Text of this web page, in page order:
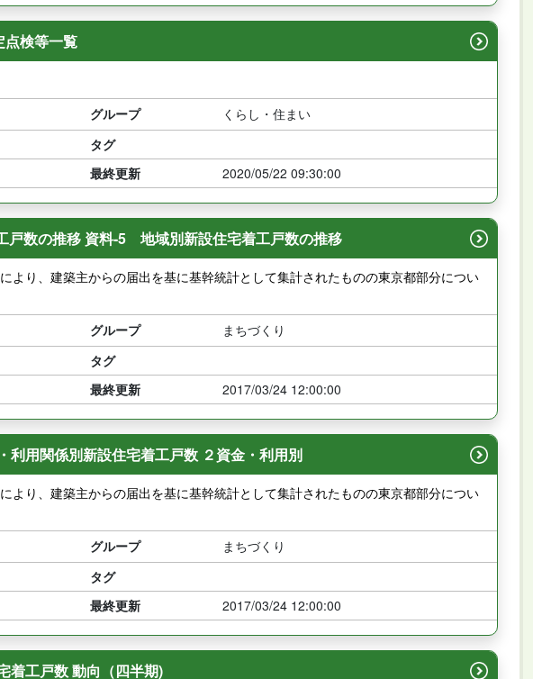
点検等一覧
グループ
くらし・住まい
タグ
最終更新 2020/05/22 09:30:00
戸数の推移 資料-5 地域別新設住宅着工戸数の推移
より、建築主からの届出を基に基幹統計として集計されたものの東京都部分につい
グループ
まちづくり
タグ
最終更新 2017/03/24 12:00:00
用関係別新設住宅着工戸数 ２資金・利用別
より、建築主からの届出を基に基幹統計として集計されたものの東京都部分につい
グループ
まちづくり
タグ
最終更新 2017/03/24 12:00:00
着工戸数 動向（四半期)